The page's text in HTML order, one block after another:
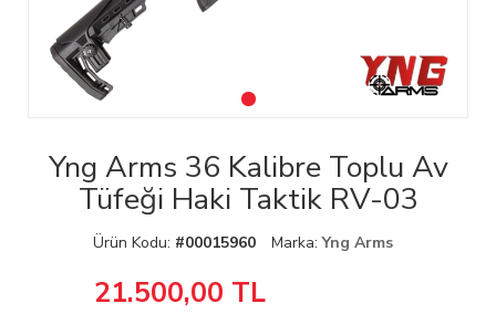
Yng Arms 36 Kalibre Toplu Av
Tüfeği Haki Taktik RV-03
Ürün Kodu: #00015960 Marka:Yng Arms
21.500,00 TL